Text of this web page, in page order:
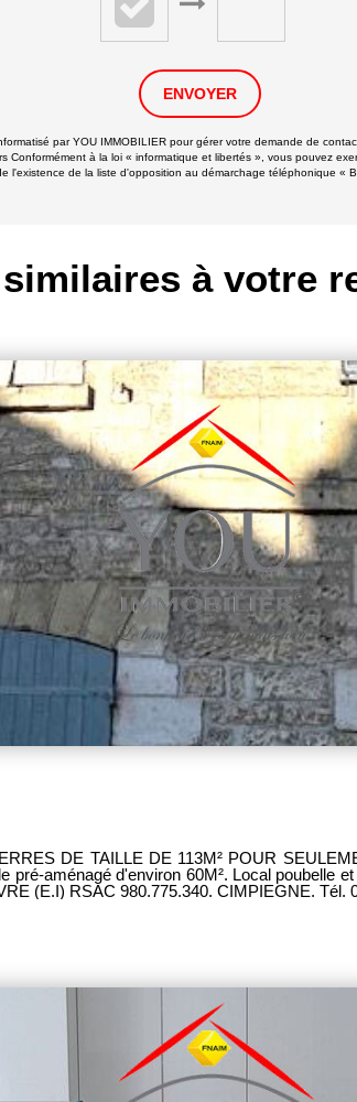
ENVOYER
par YOU IMMOBILIER pour gérer votre demande de
Conformément à la loi « informatique et libertés », vous pouvez
l'existence de la liste d'opposition au démarchage téléphonique «
à votre
DE TAILLE DE 113M² POUR
aménagé d'environ 60M². Local poubelle
(E.I) RSAC 980.775.340. CIMPIEGNE. Tél.